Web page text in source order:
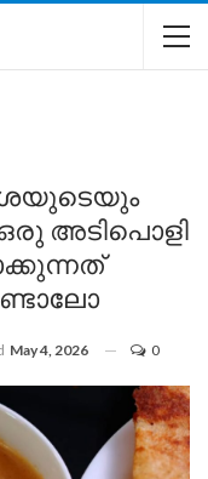
അടിപൊളി
May 4, 2026 0